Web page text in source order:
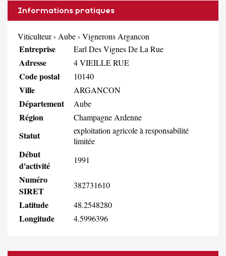
Informations pratiques
Viticulteur› Aube› Vignerons Argancon
Entreprise Earl Des Vignes De La Rue
Adresse 4 VIEILLE RUE
Code postal 10140
Ville ARGANCON
Département Aube
Région Champagne Ardenne
Statut
exploitation agricole à responsabilité
limitée
Début
d'activité
1991
Numéro
SIRET
382731610
Latitude 48.2548280
Longitude 4.5996396